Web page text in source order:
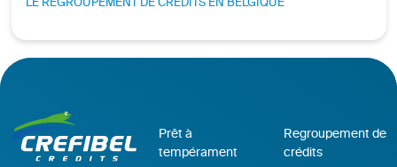
Prêt à
tempérament
Regroupement de
crédits